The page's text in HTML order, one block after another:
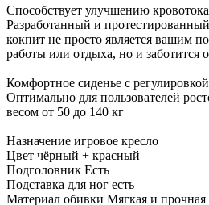
Способствует улучшению
Разработанный и
кокпит не просто является вашим
работы или отдыха, но и заботится
Комфортное сиденье с
Оптимально для пользователей
весом от 50 до 140 кг
Назначение игровое кресло
Цвет чёрный + красный
Подголовник Есть
Подставка для ног есть
Материал обивки Мягкая и прочная